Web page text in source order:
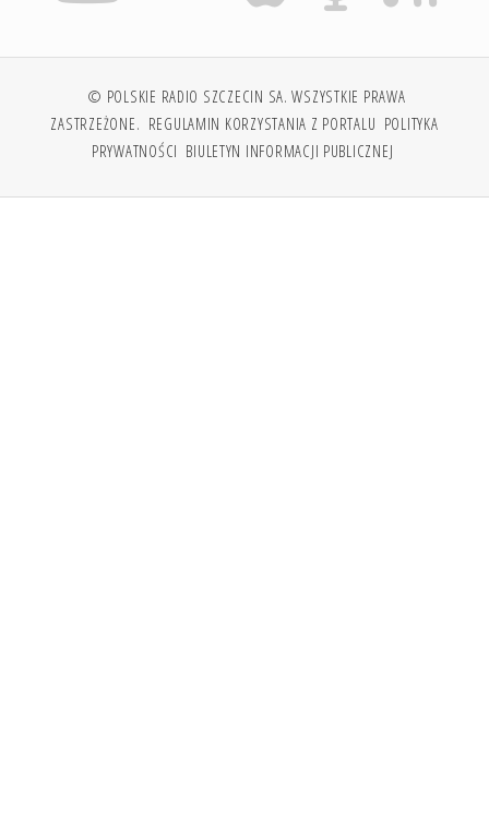
© POLSKIE RADIO SZCZECIN SA. WSZYSTKIE PRAWA
ZASTRZEŻONE. REGULAMIN KORZYSTANIA Z PORTALU POLITYKA
PRYWATNOŚCI BIULETYN INFORMACJI PUBLICZNEJ